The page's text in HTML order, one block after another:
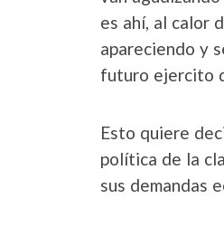
es ahí, al calor
apareciendo y
futuro ejercito
Esto quiere
política de la
sus demandas